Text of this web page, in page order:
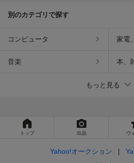
別のカテゴリで探す
コンピュータ 家電
音楽 本、
もっと見る
トップ 出品 ウ
Yahoo!オークション